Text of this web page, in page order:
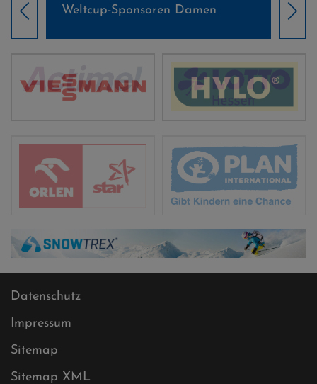
Weltcup-Sponsoren Damen